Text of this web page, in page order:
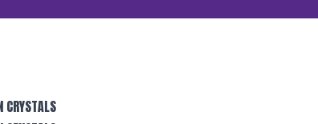
CRYSTALS